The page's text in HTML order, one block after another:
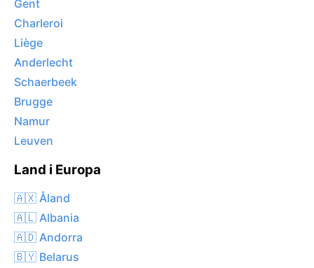
Gent
Charleroi
Liège
Anderlecht
Schaerbeek
Brugge
Namur
Leuven
Land i Europa
🇦🇽 Åland
🇦🇱 Albania
🇦🇩 Andorra
🇧🇾 Belarus